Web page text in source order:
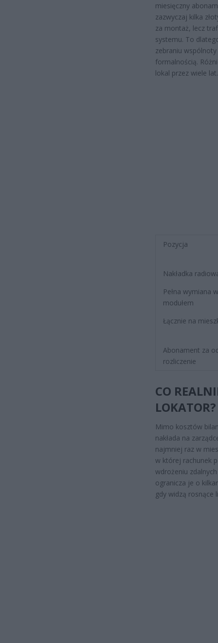
miesięczny
zazwyczaj kilka
za montaż, lecz
systemu. To
zebraniu
formalnością.
lokal przez wiele lat.
Pozycja
Nakładka
Pełna wymiana
modułem
Łącznie na
Abonament za
rozliczenie
CO
LOKATOR?
Mimo kosztów
nakłada na
najmniej raz w
w której rachunek
wdrożeniu
ogranicza je o
gdy widzą rosnące